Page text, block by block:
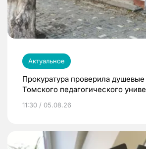
Актуальное
Прокуратура проверила
Томского педагогического
11:30 / 05.08.26